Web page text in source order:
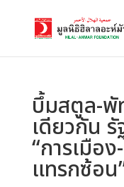
บึ้มสตูล-พั
เดียวกัน
“การเมือ
แทรกซ้อน